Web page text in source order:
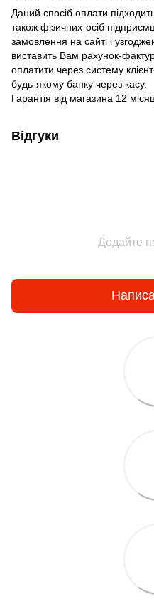
Даний спосіб оплати
також фізичних-осіб
замовлення на сайті і
виставить Вам рахунок-
оплатити через систему
будь-якому банку через касу.
Гарантія від магазина 12
Відгуки
Додайте